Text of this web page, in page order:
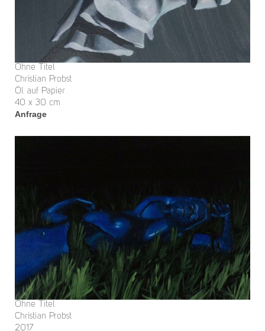
Ohne Titel
Christian Probst
Öl auf Papier
40 x 30 cm
Anfrage
Ohne Titel
Christian Probst
2017